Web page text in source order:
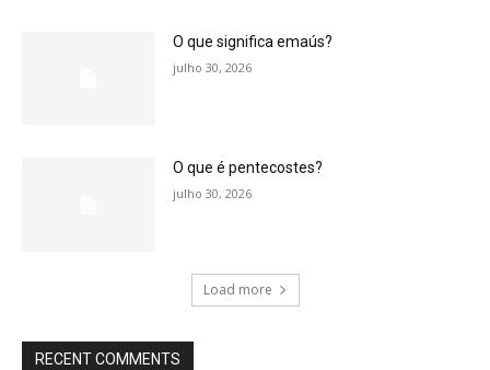
O que significa emaús?
julho 30, 2026
O que é pentecostes?
julho 30, 2026
Load more
RECENT COMMENTS